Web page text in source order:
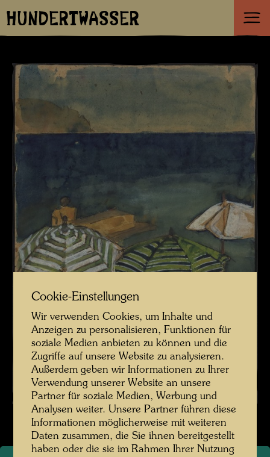
HUNDERTWASSER
Cookie-Einstellungen
Wir verwenden Cookies, um Inhalte und
Anzeigen zu personalisieren, Funktionen für
soziale Medien anbieten zu können und die
Zugriffe auf unsere Website zu analysieren.
Außerdem geben wir Informationen zu Ihrer
Verwendung unserer Website an unsere
Partner für soziale Medien, Werbung und
Analysen weiter. Unsere Partner führen diese
Informationen möglicherweise mit weiteren
Daten zusammen, die Sie ihnen bereitgestellt
haben oder die sie im Rahmen Ihrer Nutzung